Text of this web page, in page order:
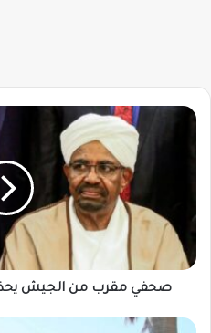
صحفي
مصير
البشير
صحفي مقرب من الجيش يحذر
إنشاء